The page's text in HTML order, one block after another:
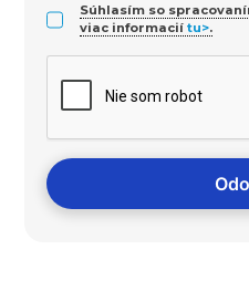
Súhlasím so
viac informaciítu>.